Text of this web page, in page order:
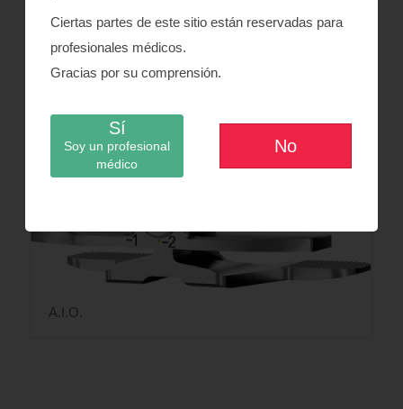
Ciertas partes de este sitio están reservadas para
profesionales médicos.
Gracias por su comprensión.
Sí
Soy un profesional
médico
No
A.I.O.